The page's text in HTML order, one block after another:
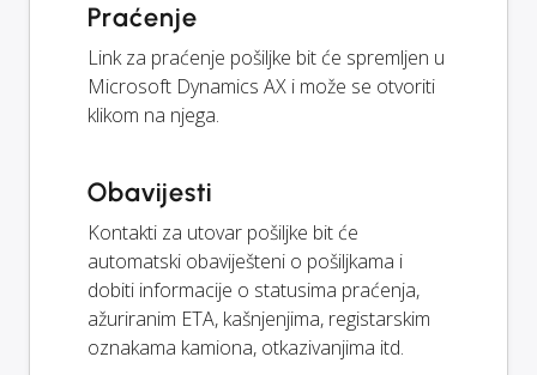
Praćenje
Link za praćenje pošiljke bit će spremljen u
Microsoft Dynamics AX i može se otvoriti
klikom na njega.
Obavijesti
Kontakti za utovar pošiljke bit će
automatski obaviješteni o pošiljkama i
dobiti informacije o statusima praćenja,
ažuriranim ETA, kašnjenjima, registarskim
oznakama kamiona, otkazivanjima itd.